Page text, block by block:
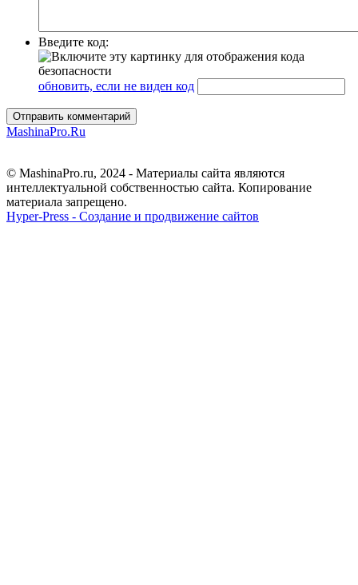
Введите код:
обновить, если не виден код
Отправить комментарий
MashinaPro.Ru
© MashinaPro.ru, 2024 - Материалы сайта являются
интеллектуальной собственностью сайта. Копирование
материала запрещено.
Hyper-Press - Создание и продвижение сайтов